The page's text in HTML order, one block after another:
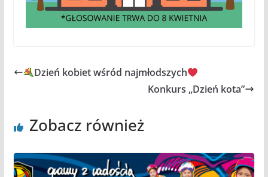
Dzień kobiet wśród najmłodszych
Konkurs „Dzień kota”
Zobacz również